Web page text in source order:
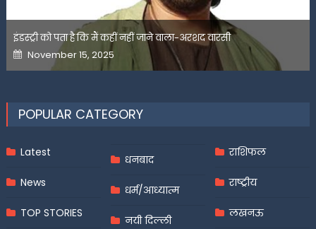
इंडस्ट्री को पता है कि मैं कहीं नहीं जाने वाला-अरशद वारसी
Posted
on
November 15, 2025
POPULAR CATEGORY
Latest
News
TOP STORIES
धनबाद
धर्म/आध्यात्म
नयी दिल्ली
राशिफल
राष्ट्रीय
लखनऊ